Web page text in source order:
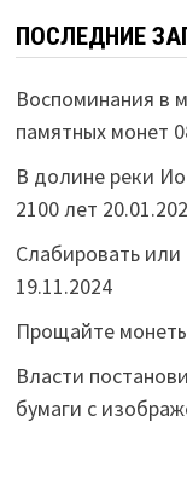
ПОСЛЕДНИЕ
Воспоминания в
памятных монет
В долине реки
2100 лет
Слабировать или
19.11.2024
Прощайте
Власти
бумаги с